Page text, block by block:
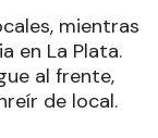
mientras
en La Plata.
al frente,
de local.